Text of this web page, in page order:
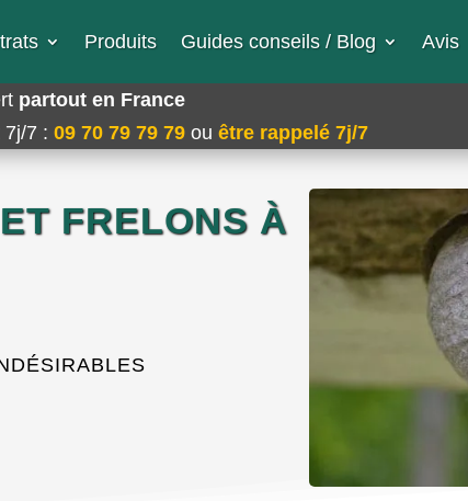
Produits Guides conseils / Blog Avis
partout en France
7j/7 : 09 70 79 79 79 ou être rappelé 7j/7
FRELONS À